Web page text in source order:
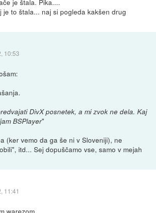
je štala. Pika....
je to štala... naj si pogleda kakšen drug
10:53
DivX posnetek, a mi zvok ne dela. Kaj
BSPlayer"
(ker vemo da ga še ni v Sloveniji), ne
itd... Sej dopuščamo vse, samo v mejah
11:41